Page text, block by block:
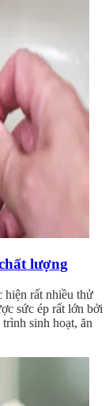
lượng
hiện rất nhiều thử
sức ép rất lớn bởi
sinh hoạt, ăn